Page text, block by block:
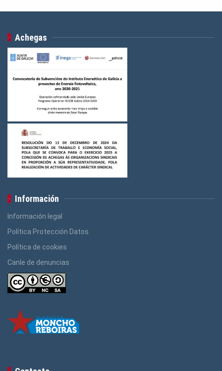
Achegas
Información
Información legal
Política Protección Datos
Política de cookies
Canle de denuncias